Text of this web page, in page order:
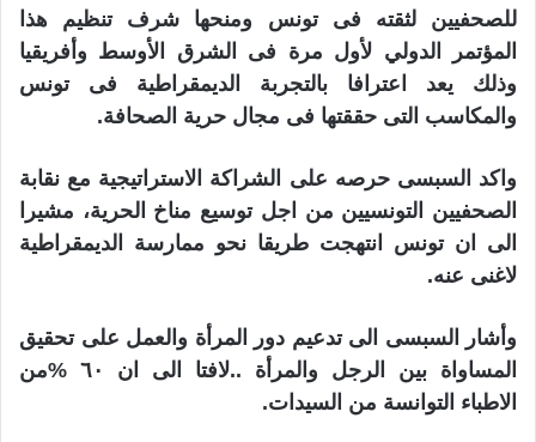
للصحفيين لثقته فى تونس ومنحها شرف تنظيم هذا
المؤتمر الدولي لأول مرة فى الشرق الأوسط وأفريقيا
وذلك يعد اعترافا بالتجربة الديمقراطية فى تونس
والمكاسب التى حققتها فى مجال حرية الصحافة.
واكد السبسى حرصه على الشراكة الاستراتيجية مع نقابة
الصحفيين التونسيين من اجل توسيع مناخ الحرية، مشيرا
الى ان تونس انتهجت طريقا نحو ممارسة الديمقراطية
لاغنى عنه.
وأشار السبسى الى تدعيم دور المرأة والعمل على تحقيق
المساواة بين الرجل والمرأة ..لافتا الى ان ٦٠ %من
الاطباء التوانسة من السيدات.